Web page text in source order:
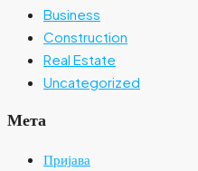
Business
Construction
Real Estate
Uncategorized
Мета
Пријава